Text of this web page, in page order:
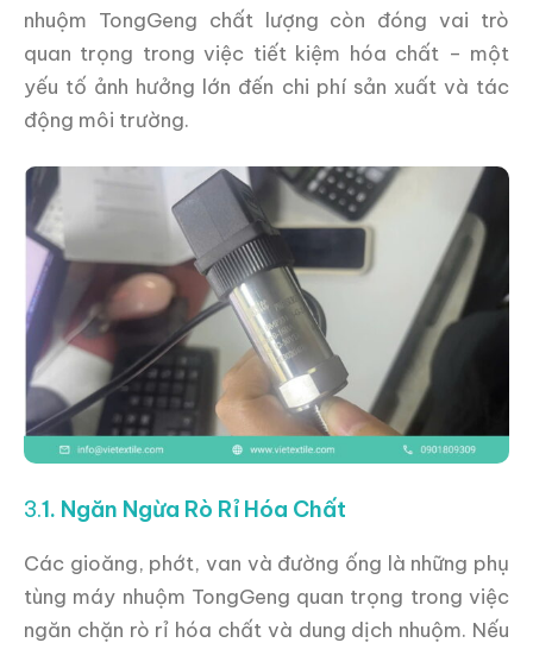
nhuộm TongGeng chất lượng còn đóng vai trò
quan trọng trong việc tiết kiệm hóa chất – một
yếu tố ảnh hưởng lớn đến chi phí sản xuất và tác
động môi trường.
3.1. Ngăn Ngừa Rò Rỉ Hóa Chất
Các gioăng, phớt, van và đường ống là những phụ
tùng máy nhuộm TongGeng quan trọng trong việc
ngăn chặn rò rỉ hóa chất và dung dịch nhuộm. Nếu